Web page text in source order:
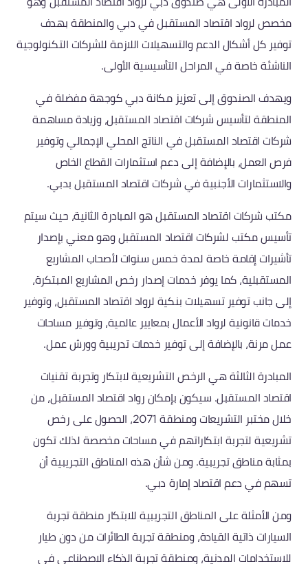
مخصص لرواد اقتصاد المستقبل في دبي والمنطقة بهدف
توفير كل أشكال الدعم والتسهيلات اللازمة للشركات التكنولوجية
الناشئة خاصة في المراحل التأسيسية الأولى.
ويهدف الصندوق إلى تعزيز مكانة دبي كوجهة مفضلة في
المنطقة لتأسيس شركات اقتصاد المستقبل، وزيادة مساهمة
شركات اقتصاد المستقبل في الناتج المحلي الإجمالي وتوفير
فرص العمل، بالإضافة إلى دعم استثمارات القطاع الخاص
والاستثمارات الأجنبية في شركات اقتصاد المستقبل بدبي.
مكتب شركات اقتصاد المستقبل هو المبادرة الثانية، حيث سيتم
تأسيس مكتب لشركات اقتصاد المستقبل وهو معني بإصدار
تأشيرات إقامة خاصة لمدة خمس سنوات لأصحاب المشاريع
المستقبلية، كما يوفر خدمات إصدار رخص المشاريع المبتكرة،
إلى جانب توفير تسهيلات بنكية لرواد اقتصاد المستقبل، وتوفير
خدمات قانونية لرواد الأعمال بمعايير عالمية، وتوفير مساحات
عمل مرنة، بالإضافة إلى توفير خدمات تدريبية وورش عمل.
المبادرة الثالثة هي الرخص التشريعية لابتكار وتجربة تقنيات
اقتصاد المستقبل. سيكون بإمكان رواد اقتصاد المستقبل، من
خلال مختبر التشريعات ومنطقة 2071، الحصول على رخص
تشريعية لتجربة ابتكاراتهم في مساحات مخصصة لذلك تكون
بمثابة مناطق تجريبية. ومن شأن هذه المناطق التجريبية أن
تسهم في دعم اقتصاد إمارة دبي.
ومن الأمثلة على المناطق التجريبية للابتكار منطقة تجربة
السيارات ذاتية القيادة، ومنطقة تجربة الطائرات من دون طيار
للاستخدامات المدنية، ومنطقة تجربة الذكاء الاصطناعي في